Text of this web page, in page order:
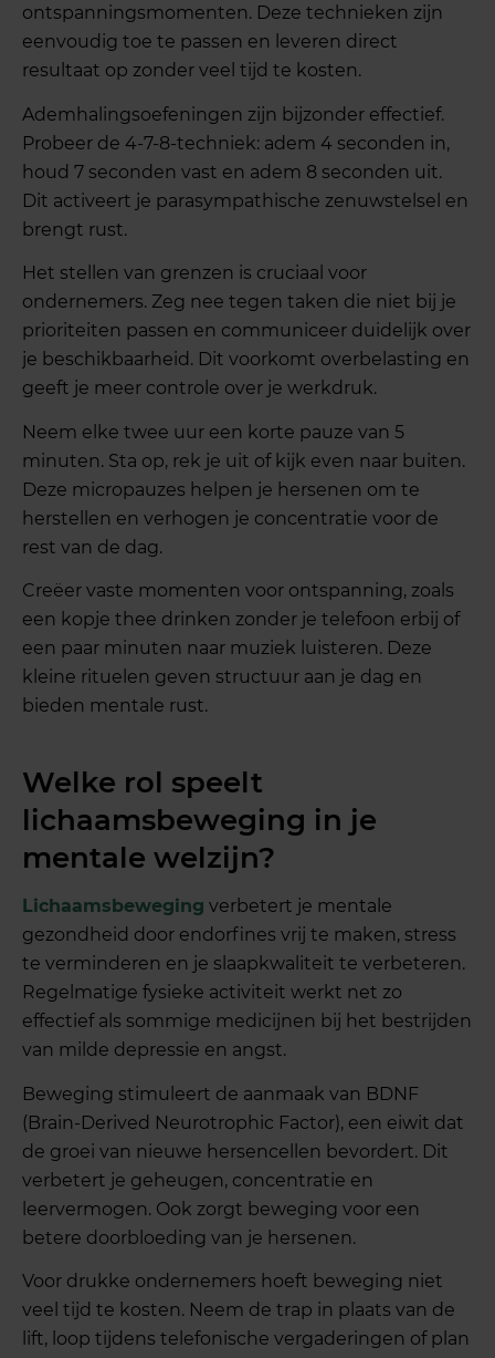
ontspanningsmomenten. Deze technieken zijn
eenvoudig toe te passen en leveren direct
resultaat op zonder veel tijd te kosten.
Ademhalingsoefeningen zijn bijzonder effectief.
Probeer de 4-7-8-techniek: adem 4 seconden in,
houd 7 seconden vast en adem 8 seconden uit.
Dit activeert je parasympathische zenuwstelsel en
brengt rust.
Het stellen van grenzen is cruciaal voor
ondernemers. Zeg nee tegen taken die niet bij je
prioriteiten passen en communiceer duidelijk over
je beschikbaarheid. Dit voorkomt overbelasting en
geeft je meer controle over je werkdruk.
Neem elke twee uur een korte pauze van 5
minuten. Sta op, rek je uit of kijk even naar buiten.
Deze micropauzes helpen je hersenen om te
herstellen en verhogen je concentratie voor de
rest van de dag.
Creëer vaste momenten voor ontspanning, zoals
een kopje thee drinken zonder je telefoon erbij of
een paar minuten naar muziek luisteren. Deze
kleine rituelen geven structuur aan je dag en
bieden mentale rust.
Welke rol speelt
lichaamsbeweging in je
mentale welzijn?
Lichaamsbeweging verbetert je mentale
gezondheid door endorfines vrij te maken, stress
te verminderen en je slaapkwaliteit te verbeteren.
Regelmatige fysieke activiteit werkt net zo
effectief als sommige medicijnen bij het bestrijden
van milde depressie en angst.
Beweging stimuleert de aanmaak van BDNF
(Brain-Derived Neurotrophic Factor), een eiwit dat
de groei van nieuwe hersencellen bevordert. Dit
verbetert je geheugen, concentratie en
leervermogen. Ook zorgt beweging voor een
betere doorbloeding van je hersenen.
Voor drukke ondernemers hoeft beweging niet
veel tijd te kosten. Neem de trap in plaats van de
lift, loop tijdens telefonische vergaderingen of plan